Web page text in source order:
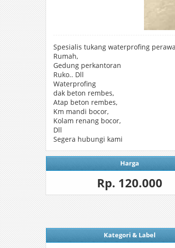
Spesialis tukang waterprofing
Rumah,
Gedung perkantoran
Ruko.. Dll
Waterprofing
dak beton rembes,
Atap beton rembes,
Km mandi bocor,
Kolam renang bocor,
Dll
Segera hubungi kami
Harga
Rp. 120.000
Kategori & Label